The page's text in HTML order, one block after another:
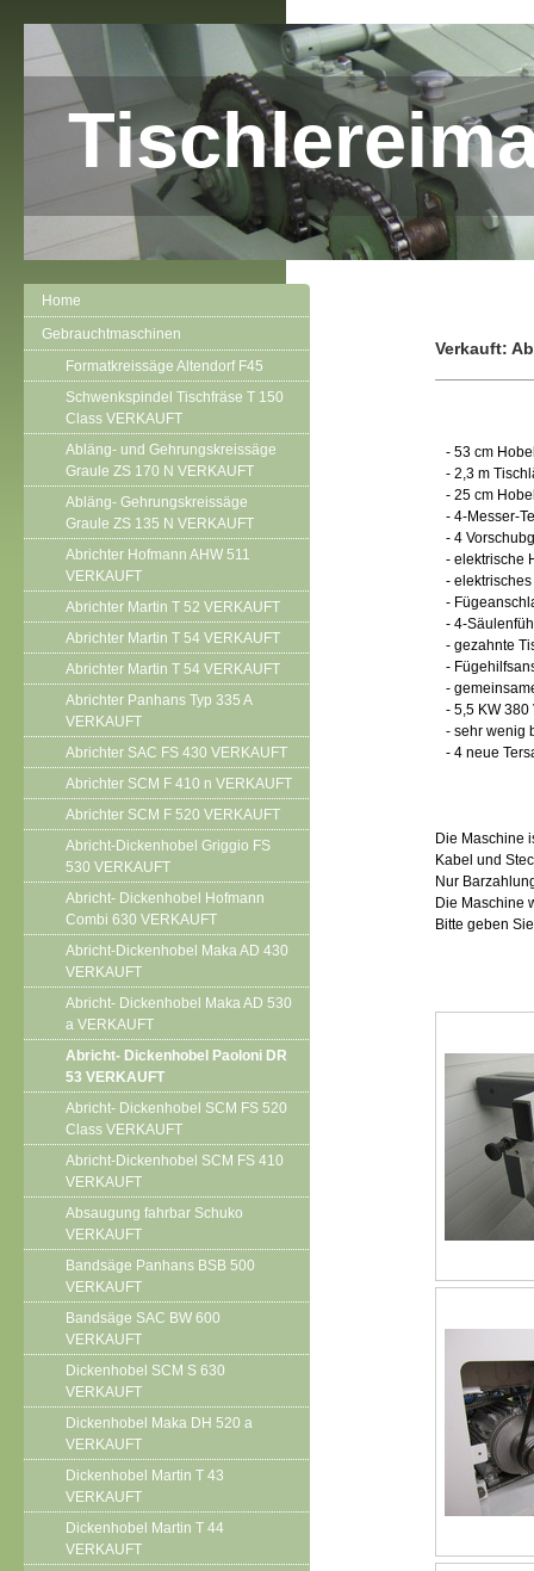
Verkauft:
- 53 cm
- 2,3 m
- 25 cm
- 4-Messer-
- 4
- elektrische
- elektrisches
-
- 4-
- gezahnte
-
-
- 5,5 KW 380
- sehr wenig
- 4 neue
Die Maschine
Kabel und
Nur
Die Maschine
Bitte geben
Home
Gebrauchtmaschinen
Formatkreissäge Altendorf F45
Schwenkspindel Tischfräse T 150
Class VERKAUFT
Abläng- und Gehrungskreissäge
Graule ZS 170 N VERKAUFT
Abläng- Gehrungskreissäge
Graule ZS 135 N VERKAUFT
Abrichter Hofmann AHW 511
VERKAUFT
Abrichter Martin T 52 VERKAUFT
Abrichter Martin T 54 VERKAUFT
Abrichter Martin T 54 VERKAUFT
Abrichter Panhans Typ 335 A
VERKAUFT
Abrichter SAC FS 430 VERKAUFT
Abrichter SCM F 410 n VERKAUFT
Abrichter SCM F 520 VERKAUFT
Abricht-Dickenhobel Griggio FS
530 VERKAUFT
Abricht- Dickenhobel Hofmann
Combi 630 VERKAUFT
Abricht-Dickenhobel Maka AD 430
VERKAUFT
Abricht- Dickenhobel Maka AD 530
a VERKAUFT
Abricht- Dickenhobel Paoloni DR
53 VERKAUFT
Abricht- Dickenhobel SCM FS 520
Class VERKAUFT
Abricht-Dickenhobel SCM FS 410
VERKAUFT
Absaugung fahrbar Schuko
VERKAUFT
Bandsäge Panhans BSB 500
VERKAUFT
Bandsäge SAC BW 600
VERKAUFT
Dickenhobel SCM S 630
VERKAUFT
Dickenhobel Maka DH 520 a
VERKAUFT
Dickenhobel Martin T 43
VERKAUFT
Dickenhobel Martin T 44
VERKAUFT